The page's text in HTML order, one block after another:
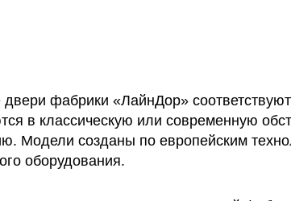
фабрики «ЛайнДор»
в классическую или современную
Модели созданы по европейским
оборудования.